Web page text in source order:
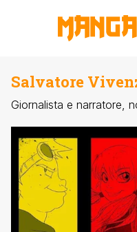
Salvatore
Giornalista e narratore,